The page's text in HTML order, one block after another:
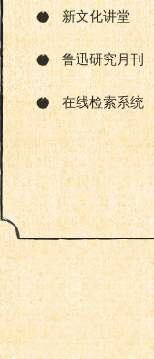
新文化讲堂
鲁迅研究月刊
在线检索系统